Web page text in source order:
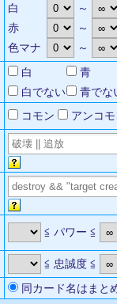
白
～
赤
～
色マナ
～
白
青
白でない
青でな
コモン アンコ
≦ パワー ≦
≦ 忠誠度 ≦
同カード名はまと